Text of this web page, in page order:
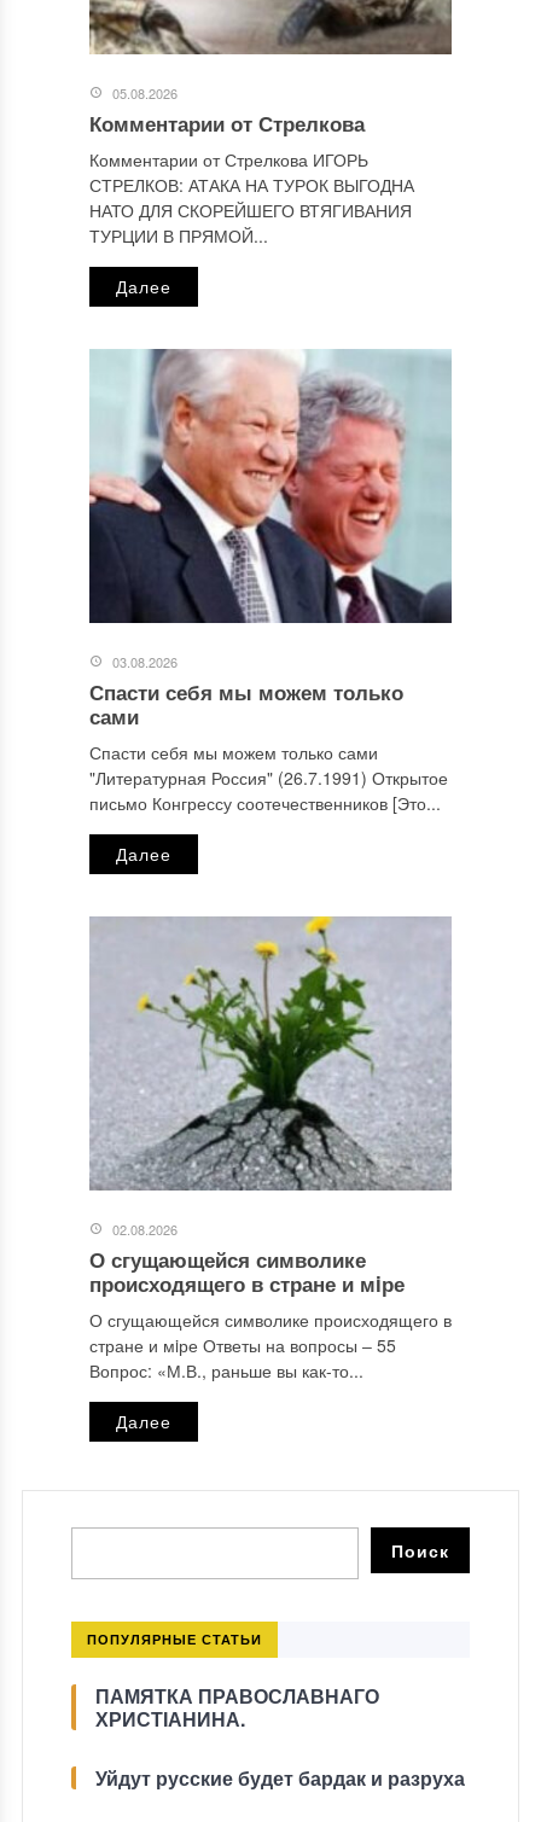
Узнайте, как обрабатываются ваши данные комментариев
персональных данных.
05.08.2026
Комментарии от Стрелкова
Комментарии от Стрелкова ИГОРЬ
СТРЕЛКОВ: АТАКА НА ТУРОК ВЫГОДНА
НАТО ДЛЯ СКОРЕЙШЕГО ВТЯГИВАНИЯ
ТУРЦИИ В ПРЯМОЙ...
Далее
03.08.2026
Спасти себя мы можем только
сами
Спасти себя мы можем только сами
"Литературная Россия" (26.7.1991) Открытое
письмо Конгрессу соотечественников [Это...
Далее
02.08.2026
О сгущающейся символике
происходящего в стране и мiре
О сгущающейся символике происходящего в
стране и мiре Ответы на вопросы ‒ 55
Вопрос: «М.В., раньше вы как-то...
Далее
ПОПУЛЯРНЫЕ СТАТЬИ
ПАМЯТКА ПРАВОСЛАВНАГО
ХРИСТІАНИНА.
Уйдут русские будет бардак и разруха